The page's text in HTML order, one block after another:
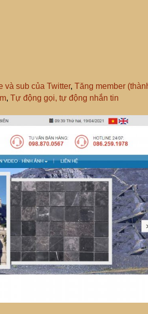
và sub của Twitter, Tăng member
, Tự động gọi, tự động nhắn tin